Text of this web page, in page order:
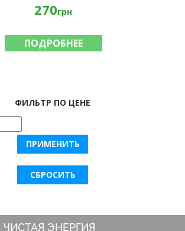
270грн
ПОДРОБНЕЕ
ФИЛЬТР ПО ЦЕНЕ
ЧИСТАЯ ЭНЕРГИЯ